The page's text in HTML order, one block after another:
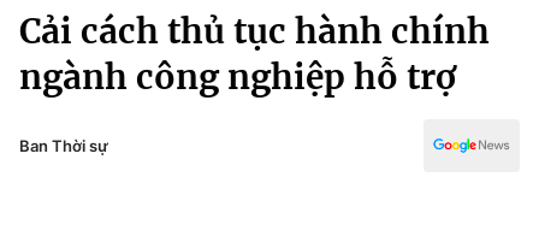
Chuyên mục
Chính trị
Kinh tế
Thể thao
Truyền hình
Y tế
Cải cách thủ tục hành chính
ngành công nghiệp hỗ trợ
Ban Thời sự